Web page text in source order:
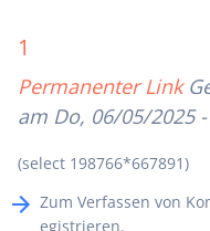
1
Permanenter Link
am Do, 06/05/2025
(select 198766*667891)
Zum Verfassen von
egistrieren.